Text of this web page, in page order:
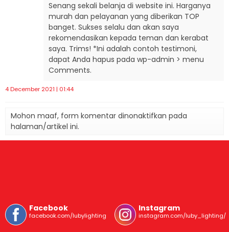
Senang sekali belanja di website ini. Harganya
murah dan pelayanan yang diberikan TOP
banget. Sukses selalu dan akan saya
rekomendasikan kepada teman dan kerabat
saya. Trims! *Ini adalah contoh testimoni,
dapat Anda hapus pada wp-admin > menu
Comments.
4 December 2021 | 01:44
Mohon maaf, form komentar dinonaktifkan pada
halaman/artikel ini.
Facebook
facebook.com/lubylighting
Instagram
instagram.com/luby_lighting/